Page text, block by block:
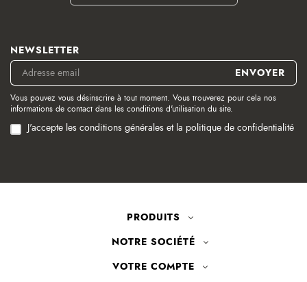
NEWSLETTER
Vous pouvez vous désinscrire à tout moment. Vous trouverez pour cela nos
informations de contact dans les conditions d'utilisation du site.
J'accepte les conditions générales et la politique de confidentialité
PRODUITS
NOTRE SOCIÉTÉ
VOTRE COMPTE